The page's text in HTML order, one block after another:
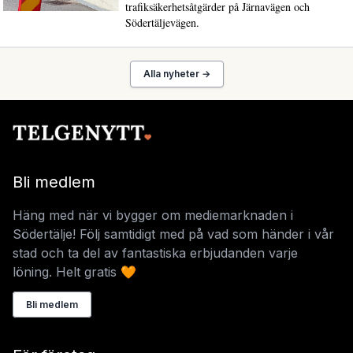
trafiksäkerhetsåtgärder på Järnavägen och
Södertäljevägen.
Alla nyheter →
Bli medlem
Häng med när vi bygger om mediemarknaden i
Södertälje! Följ samtidigt med på vad som händer i vår
stad och ta del av fantastiska erbjudanden varje
löning. Helt gratis 🧡
Bli medlem